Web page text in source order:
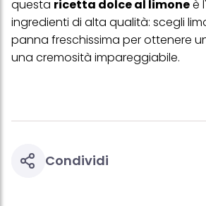
questa ricetta dolce al limoneè
ingredienti di alta qualità: scegli
panna freschissima per ottenere
una cremosità impareggiabile.
Condividi
verranno utilizzati solo i cookie tecnicamente
questo sito web.